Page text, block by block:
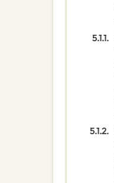
5.1.1.
5.1.2.